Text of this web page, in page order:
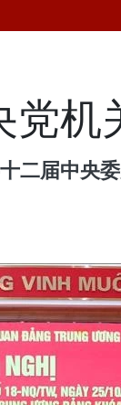
机
二届中央